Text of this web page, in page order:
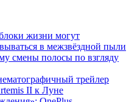
жизни могут
в межзвёздной пыли
смены полосы по взгляду
трейлер
II к Луне